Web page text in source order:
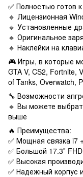
✅ Полностью готов
🔹 Лицензионная
🔹 Установленные
🔹 Оригинальное
🔹 Наклейки на
🎮 Игры, в которые
GTA V, CS2, Fortnite,
of Tanks, Overwatch,
🔧 Возможности
🔹 Вы можете
выше
🔥 Преимущества:
✅ Мощная связка i7
✅ Большой 17.3″
✅ Высокая
✅ Надежный корпус